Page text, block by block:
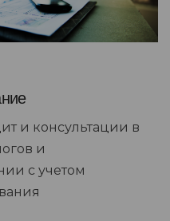
и консультации в
и
с учетом